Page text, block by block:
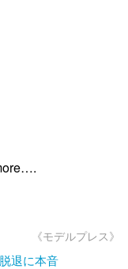
《モデルプレス》
退に本音